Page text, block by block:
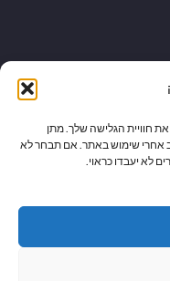
חוויית הגלישה שלך. מתן
אחרי שימוש באתר. אם תבחר לא
לא יעבדו כראוי.